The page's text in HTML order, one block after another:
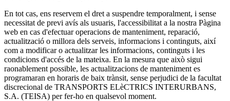
En tot cas, ens reservem el dret a suspendre temporalment, i sense
necessitat de previ avís als usuaris, l'accessibilitat a la nostra Pàgina
web en cas d'efectuar operacions de manteniment, reparació,
actualització o millora dels serveis, informacions i continguts, així
com a modificar o actualitzar les informacions, continguts i les
condicions d'accés de la mateixa. En la mesura que això sigui
raonablement possible, les actualitzacions de manteniment es
programaran en horaris de baix trànsit, sense perjudici de la facultat
discrecional de TRANSPORTS ELèCTRICS INTERURBANS,
S.A. (TEISA) per fer-ho en qualsevol moment.